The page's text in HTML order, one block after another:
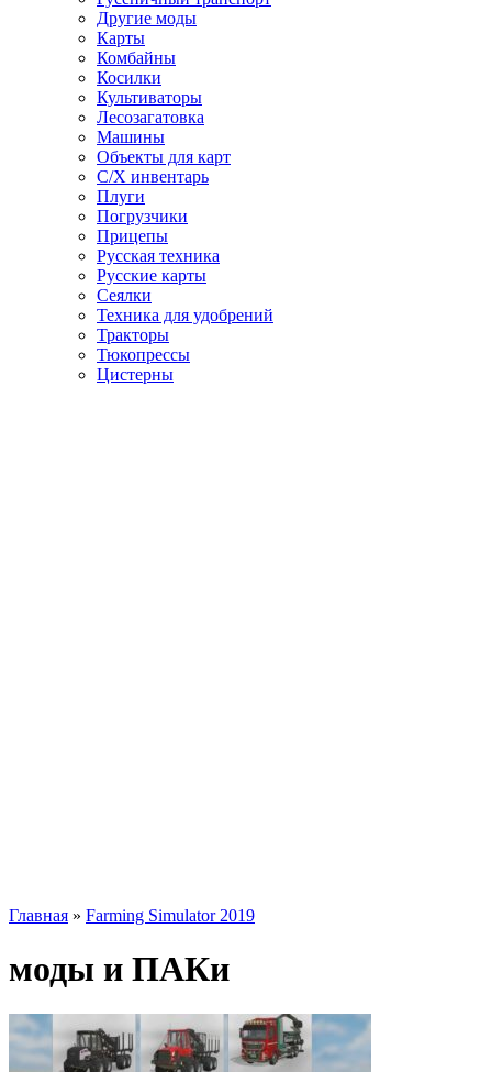
Другие моды
Карты
Комбайны
Косилки
Культиваторы
Лесозагатовка
Машины
Объекты для карт
С/Х инвентарь
Плуги
Погрузчики
Прицепы
Русская техника
Русские карты
Сеялки
Техника для удобрений
Тракторы
Тюкопрессы
Цистерны
Главная » Farming Simulator 2019
моды и ПАКи